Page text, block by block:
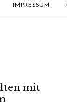
IMPRESSUM
mit